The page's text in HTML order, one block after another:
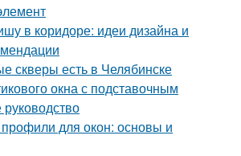
в коридоре: идеи дизайна и
скверы есть в Челябинске
окна с подставочным
для окон: основы и